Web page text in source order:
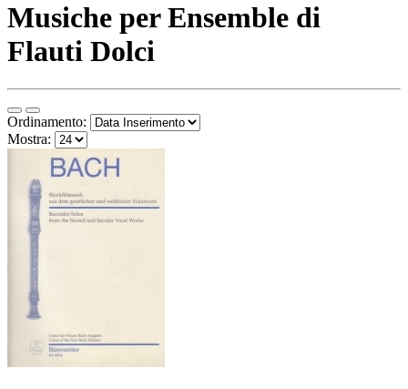
Musiche per Ensemble di
Flauti Dolci
Ordinamento:
Mostra: